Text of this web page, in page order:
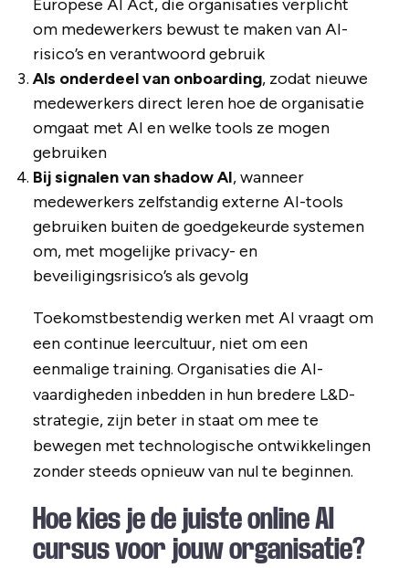
Europese AI Act, die organisaties verplicht
om medewerkers bewust te maken van AI-
risico’s en verantwoord gebruik
Als onderdeel van onboarding, zodat nieuwe
medewerkers direct leren hoe de organisatie
omgaat met AI en welke tools ze mogen
gebruiken
Bij signalen van shadow AI, wanneer
medewerkers zelfstandig externe AI-tools
gebruiken buiten de goedgekeurde systemen
om, met mogelijke privacy- en
beveiligingsrisico’s als gevolg
Toekomstbestendig werken met AI vraagt om
een continue leercultuur, niet om een
eenmalige training. Organisaties die AI-
vaardigheden inbedden in hun bredere L&D-
strategie, zijn beter in staat om mee te
bewegen met technologische ontwikkelingen
zonder steeds opnieuw van nul te beginnen.
Hoe kies je de juiste online AI
cursus voor jouw organisatie?